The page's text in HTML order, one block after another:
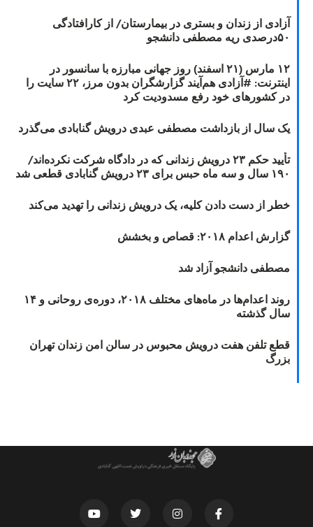
آزادی از زندان و بستری در بیمارستان/ از کارافتادگی
۵۰درصدی ریه مصطفی دانشجو
۱۲ مارس (۲۱ اسفند) روز جهانی مبارزه با سانسور در
اینترنت: #آزادی هم‌آیند گزارشگران‌ بدون مرز، ۲۲ سایت را
در کشورهای خود رفع مسدودیت کرد
یک سال از بازداشت مصطفی عبدی درویش گنابادی می‌گذرد
تأیید حکم ۲۳ درویش زندانی که در دادگاه شرکت نکرده‌اند/
۱۹۰ سال و سه ماه حبس برای ۲۳ درویش گنابادی قطعی شد
خطر از دست دادن کلیه، یک درویش زندانی را تهدید می‌کند
گزارش اعدام ۲۰۱۸: قصاص و بخشش
مصطفی دانشجو آزاد شد
روند اعدام‌ها در ماه‌های مختلف ۲۰۱۸، دوره‌ی روحانی و ۱۴
سال گذشته
قطع تلفن هفت درویش محبوس در سالن امن زندان تهران
بزرگ